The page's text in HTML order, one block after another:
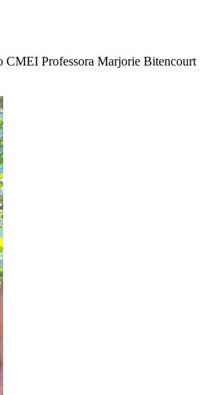
CMEI Professora Marjorie Bitencourt